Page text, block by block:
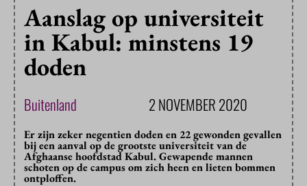
Aanslag op universiteit
in Kabul: minstens 19
doden
Buitenland 2 NOVEMBER 2020
Er zijn zeker negentien doden en 22 gewonden gevallen
bij een aanval op de grootste universiteit van de
Afghaanse hoofdstad Kabul. Gewapende mannen
schoten op de campus om zich heen en lieten bommen
ontploffen.